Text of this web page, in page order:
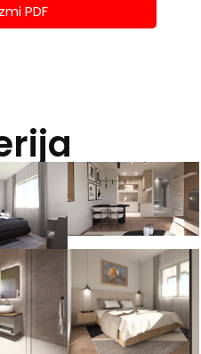
PDF